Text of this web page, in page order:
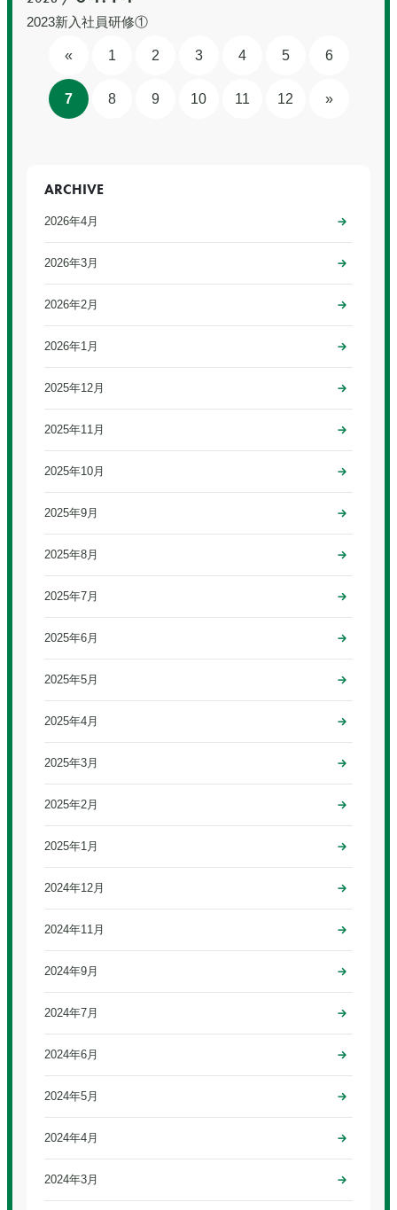
2023新入社員研修①
« 1 2 3 4 5 6
7 8 9 10 11 12 »
ARCHIVE
2026年4月
2026年3月
2026年2月
2026年1月
2025年12月
2025年11月
2025年10月
2025年9月
2025年8月
2025年7月
2025年6月
2025年5月
2025年4月
2025年3月
2025年2月
2025年1月
2024年12月
2024年11月
2024年9月
2024年7月
2024年6月
2024年5月
2024年4月
2024年3月